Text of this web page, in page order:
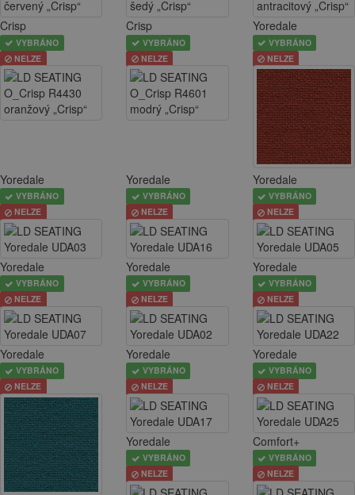
Crisp
VYBRÁNO
NELZE
Crisp
VYBRÁNO
NELZE
Yoredale
VYBRÁNO
NELZE
Yoredale
VYBRÁNO
NELZE
Yoredale
VYBRÁNO
NELZE
Yoredale
VYBRÁNO
NELZE
Yoredale
VYBRÁNO
NELZE
Yoredale
VYBRÁNO
NELZE
Yoredale
VYBRÁNO
NELZE
Yoredale
VYBRÁNO
NELZE
Yoredale
VYBRÁNO
NELZE
Yoredale
VYBRÁNO
NELZE
Yoredale
VYBRÁNO
NELZE
Comfort+
VYBRÁNO
NELZE